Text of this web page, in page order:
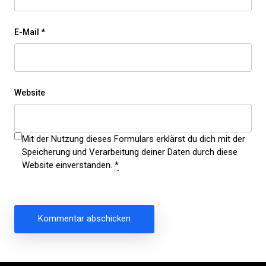
E-Mail *
Website
Mit der Nutzung dieses Formulars erklärst du dich mit der
Speicherung und Verarbeitung deiner Daten durch diese
Website einverstanden. *